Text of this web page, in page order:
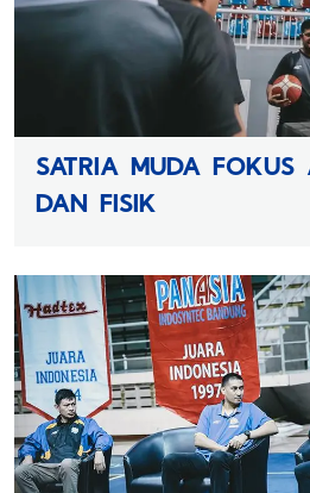
SATRIA MUDA FOKUS
DAN FISIK